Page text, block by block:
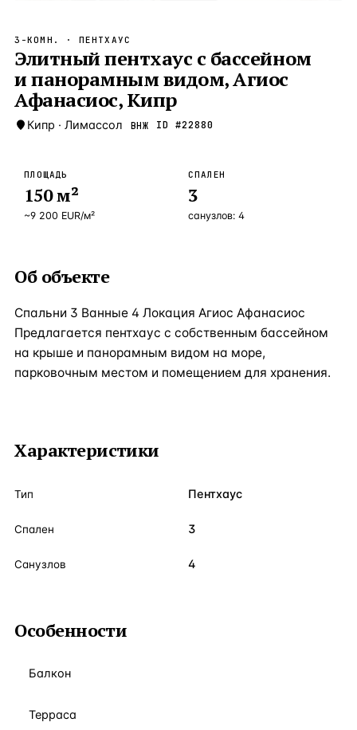
Новороссийск —Локация
Стамбул —Локация Турция · 2
Анталия
ВСЕ НАПРАВЛЕНИЯ →
3-КОМН. · ПЕНТХАУС
Элитный пентхаус с бассейном
и панорамным видом, Агиос
Афанасиос, Кипр
Кипр · Лимассол ВНЖ ID #22880
ПЛОЩАДЬ
150м²
~9 200 EUR/м²
СПАЛЕН
3
санузлов: 4
Об объекте
Спальни 3 Ванные 4 Локация Агиос Афанасиос
Предлагается пентхаус с собственным бассейном
на крыше и панорамным видом на море,
парковочным местом и помещением для хранения.
Характеристики
Тип Пентхаус
Спален 3
Санузлов 4
Особенности
Балкон
Терраса